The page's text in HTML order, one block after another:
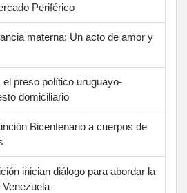
Periférico
materna: Un acto de amor y
preso político uruguayo-
domiciliario
Bicentenario a cuerpos de
inician diálogo para abordar la